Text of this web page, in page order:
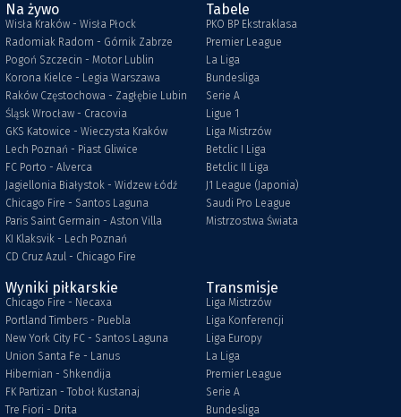
Na żywo
Wisła Kraków - Wisła Płock
Radomiak Radom - Górnik Zabrze
Pogoń Szczecin - Motor Lublin
Korona Kielce - Legia Warszawa
Raków Częstochowa - Zagłębie Lubin
Śląsk Wrocław - Cracovia
GKS Katowice - Wieczysta Kraków
Lech Poznań - Piast Gliwice
FC Porto - Alverca
Jagiellonia Białystok - Widzew Łódź
Chicago Fire - Santos Laguna
Paris Saint Germain - Aston Villa
KI Klaksvik - Lech Poznań
CD Cruz Azul - Chicago Fire
Tabele
PKO BP Ekstraklasa
Premier League
La Liga
Bundesliga
Serie A
Ligue 1
Liga Mistrzów
Betclic I Liga
Betclic II Liga
J1 League (Japonia)
Saudi Pro League
Mistrzostwa Świata
Wyniki piłkarskie
Chicago Fire - Necaxa
Portland Timbers - Puebla
New York City FC - Santos Laguna
Union Santa Fe - Lanus
Hibernian - Shkendija
FK Partizan - Toboł Kustanaj
Tre Fiori - Drita
Transmisje
Liga Mistrzów
Liga Konferencji
Liga Europy
La Liga
Premier League
Serie A
Bundesliga